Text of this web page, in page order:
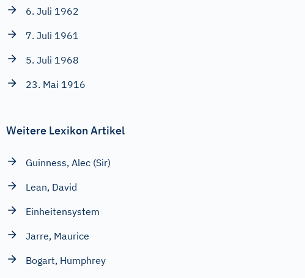
6. Juli 1962
7. Juli 1961
5. Juli 1968
23. Mai 1916
Weitere Lexikon Artikel
Guinness, Alec (Sir)
Lean, David
Einheitensystem
Jarre, Maurice
Bogart, Humphrey